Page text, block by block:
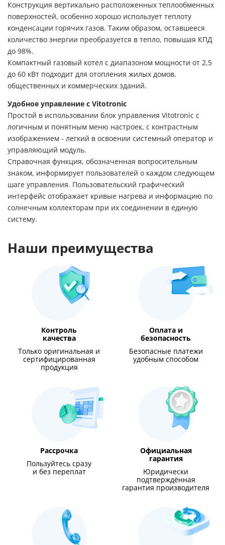
Конструкция вертикально расположенных теплообменных
поверхностей, особенно хорошо использует теплоту
конденсации горячих газов. Таким образом, оставшееся
количество энергии преобразуется в тепло, повышая КПД
до 98%.
Компактный газовый котел с диапазоном мощности от 2,5
до 60 кВт подходит для отопления жилых домов,
общественных и коммерческих зданий.
Удобное управление с Vitotronic
Простой в использовании блок управления Vitotronic с
логичным и понятным меню настроек, с контрастным
изображением - легкий в освоении системный оператор и
управляющий модуль.
Справочная функция, обозначенная вопросительным
знаком, информирует пользователей о каждом следующем
шаге управления. Пользовательский графический
интерфейс отображает кривые нагрева и информацию по
солнечным коллекторам при их соединении в единую
систему.
Наши преимущества
Контроль
качества
Только оригинальная и
сертифицированная
продукция
Оплата и
безопасность
Безопасные платежи
удобным способом
Рассрочка
Пользуйтесь сразу
и без переплат
Официальная
гарантия
Юридически
подтверждённая
гарантия производителя